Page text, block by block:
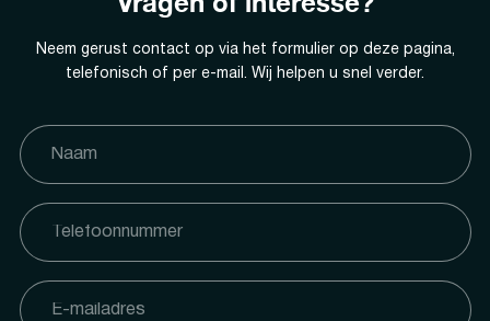
Neem gerust contact op via het formulier op deze pagina,
telefonisch of per e-mail. Wij helpen u snel verder.